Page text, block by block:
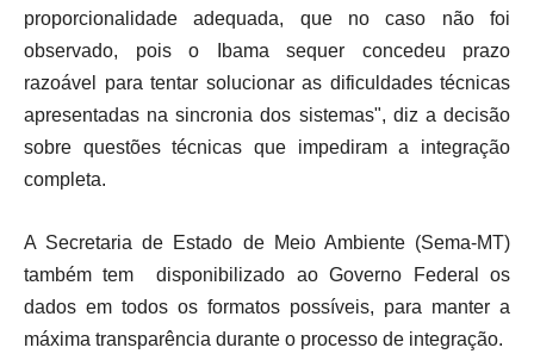
proporcionalidade adequada, que no caso não foi
observado, pois o Ibama sequer concedeu prazo
razoável para tentar solucionar as dificuldades técnicas
apresentadas na sincronia dos sistemas", diz a decisão
sobre questões técnicas que impediram a integração
completa.
A Secretaria de Estado de Meio Ambiente (Sema-MT)
também tem disponibilizado ao Governo Federal os
dados em todos os formatos possíveis, para manter a
máxima transparência durante o processo de integração.